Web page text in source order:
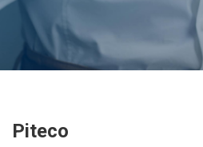
Piteco